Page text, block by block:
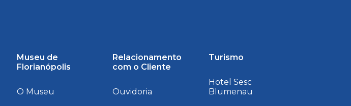
Museu de
Florianópolis
O Museu
Relacionamento
com o Cliente
Ouvidoria
Turismo
Hotel Sesc
Blumenau